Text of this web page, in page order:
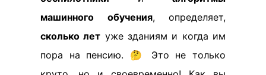
машинного обучения, определяет,
сколько лет уже зданиям и когда им
пора на пенсию. 🤔 Это не только